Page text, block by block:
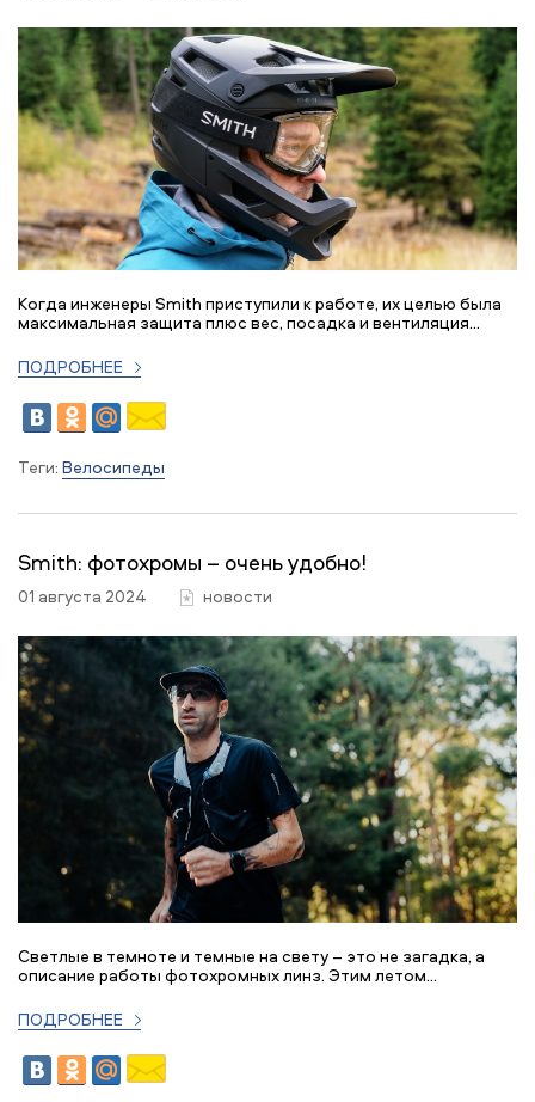
Когда инженеры Smith приступили к работе, их целью была
максимальная защита плюс вес, посадка и вентиляция...
ПОДРОБНЕЕ
Теги: Велосипеды
Smith: фотохромы – очень удобно!
01 августа 2024 новости
Светлые в темноте и темные на свету – это не загадка, а
описание работы фотохромных линз. Этим летом...
ПОДРОБНЕЕ